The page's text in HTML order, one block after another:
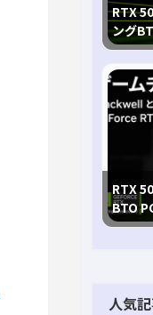
RTX
ング
RTX
BTO
人気